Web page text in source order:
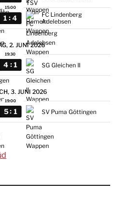
15:00
1 : 4
FC Lindenberg
Adelebsen
2. JUNI 2026
19:30
4 : 1 SG Gleichen II
3. JUNI 2026
19:00
5 : 1 SV Puma Göttingen